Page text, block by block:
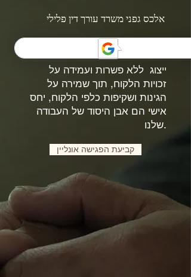
אלכס גפני משרד עורך דין פלילי
החזון
ייצוג ללא פשרות ועמידה על
זכויות הלקוח, תוך שמירה על
הגינות ושקיפות כלפי הלקוח, יחס
אישי הם אבן היסוד של העבודה
שלנו.
קביעת הפגישה אונליין